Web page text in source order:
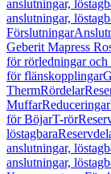
anslutningar,
anslutningar,
Förslutningar
Geberit Mapress
för rörledningar och
för flänskopplingar
ThermRördelar
MuffarReduceringar
för BöjarT-rör
löstagbara
anslutningar,
anslutningar,